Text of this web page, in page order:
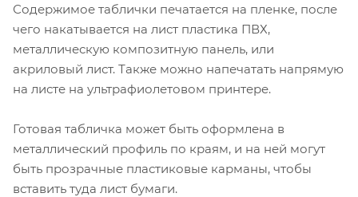
Содержимое таблички печатается на пленке, после
чего накатывается на лист пластика ПВХ,
металлическую композитную панель, или
акриловый лист. Также можно напечатать напрямую
на листе на ультрафиолетовом принтере.
Готовая табличка может быть оформлена в
металлический профиль по краям, и на ней могут
быть прозрачные пластиковые карманы, чтобы
вставить туда лист бумаги.